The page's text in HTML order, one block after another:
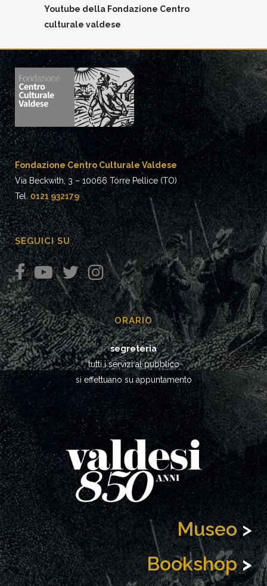
Youtube della Fondazione Centro
culturale valdese
Fondazione Centro Culturale Valdese
Via Beckwith, 3 – 10066 Torre Pellice (TO)
Tel.0121 932179
SEGUICI SU
ORARIO
segreteria
tutti i servizi al pubblico
si effettuano su appuntamento
Museo >
Bookshop >